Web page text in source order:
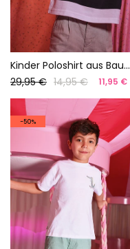
Kinder Poloshirt aus Baumwolle in Schwarz und Weiß
29,95 € 14,95 € 11,95 €
-50%